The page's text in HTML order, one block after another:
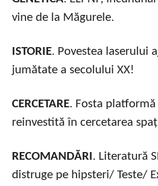
vine de la Măgurele.
ISTORIE. Povestea laserului
jumătate a secolului XX!
CERCETARE. Fosta
reinvestită în cercetarea
RECOMANDĂRI . Literatură
distruge pe hipsteri/ Teste/